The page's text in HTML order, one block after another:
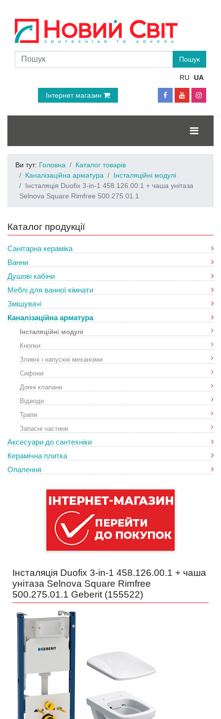
RU UA
Інтернет магазин
Ви тут: Головна
Каталог товарів
Каналізаційна арматура
Інсталяційні модулі
Інсталяція Duofix 3-in-1 458.126.00.1 + чаша унітаза
Selnova Square Rimfree 500.275.01.1
Каталог продукції
Санітарна кераміка
Ванни
Душові кабіни
Меблі для ванної кімнати
Змішувачі
Каналізаційна арматура
Інсталяційні модулі
Кнопки
Зливні і напускні механізми
Сифони
Донні клапани
Відводи
Трапи
Запасні частини
Аксесуари до сантехніки
Керамічна плитка
Опалення
Інсталяція Duofix 3-in-1 458.126.00.1 + чаша
унітаза Selnova Square Rimfree
500.275.01.1 Geberit (155522)